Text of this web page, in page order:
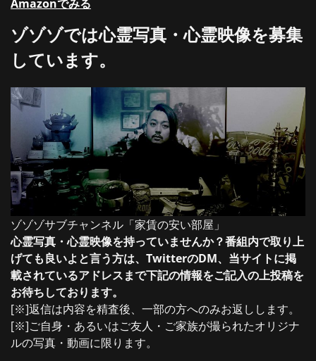
Amazonでみる
ゾゾゾでは心霊写真・心霊映像を募集
しています。
ゾゾゾサブチャンネル「家賃の安い部屋」
心霊写真・心霊映像を持っていませんか？番組内で取り上
げても良いよと言う方は、TwitterのDM、当サイトに掲
載されているアドレスまで下記の情報をご記入の上投稿を
お待ちしております。
[※]返信は内容を精査後、一部の方へのみお返しします。
[※]ご自身・あるいはご友人・ご家族が撮られたオリジナ
ルの写真・動画に限ります。